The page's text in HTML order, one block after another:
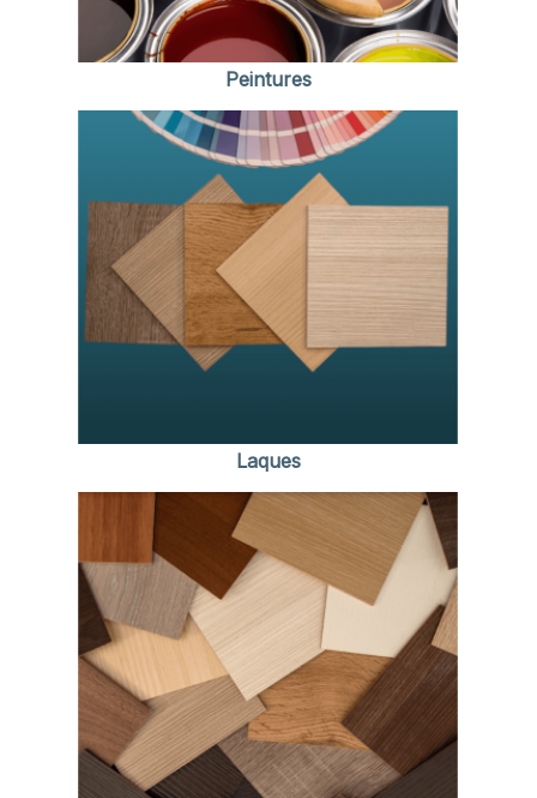
Peintures
Laques